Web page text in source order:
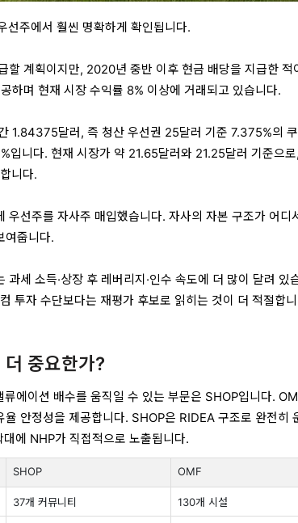
선주에서 훨씬 명확하게 확인됩니다.
할 계획이지만, 2020년 중반 이후 현금 배당을 지급한 적
하며 현재 시장 수익률 8% 이상에 거래되고 있습니다.
1.84375달러, 즉 청산 우선권 25달러 기준 7.375%의
입니다. 현재 시장가 약 21.65달러와 21.25달러 기준으
니다.
우선주를 자사주 매입했습니다. 자사의 자본 구조가 어디
여줍니다.
세 소득·상장 후 레버리지·인수 속도에 더 많이 달려 있
투자 수단보다는 재평가 후보로 읽히는 것이 더 적절합
중요한가?
에이션 배수를 움직일 수 있는 부문은 SHOP입니다.
안정성을 제공합니다. SHOP은 RIDEA 구조로 완전히
대에 NHP가 직접적으로 노출됩니다.
SHOP OMF
37개 커뮤니티 130개 시설